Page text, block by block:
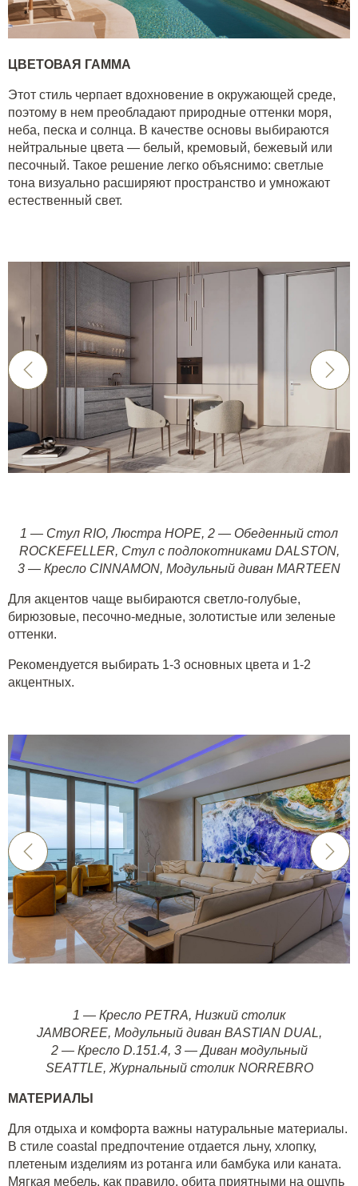
ЦВЕТОВАЯ ГАММА
Этот стиль черпает вдохновение в окружающей среде,
поэтому в нем преобладают природные оттенки моря,
неба, песка и солнца. В качестве основы выбираются
нейтральные цвета — белый, кремовый, бежевый или
песочный. Такое решение легко объяснимо: светлые
тона визуально расширяют пространство и умножают
естественный свет.
1 — Стул RIO,Люстра HOPE, 2 — Обеденный стол
ROCKEFELLER, Стул с подлокотниками DALSTON,
3 — Кресло CINNAMON, Модульный диван MARTEEN
Для акцентов чаще выбираются светло-голубые,
бирюзовые, песочно-медные, золотистые или зеленые
оттенки.
Рекомендуется выбирать 1-3 основных цвета и 1-2
акцентных.
1 — Кресло PETRA, Низкий столик
JAMBOREE, Модульный диван BASTIAN DUAL,
2 — Кресло D.151.4, 3 —Диван модульный
SEATTLE, Журнальный столик NORREBRO
МАТЕРИАЛЫ
Для отдыха и комфорта важны натуральные материалы.
В стиле coastal предпочтение отдается льну, хлопку,
плетеным изделиям из ротанга или бамбука или каната.
Мягкая мебель, как правило, обита приятными на ощупь